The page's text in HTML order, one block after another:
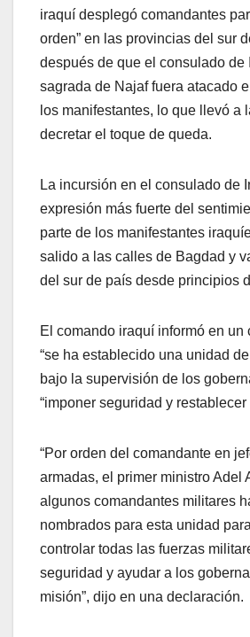
iraquí desplegó comandantes
orden” en las provincias del sur
después de que el consulado de
sagrada de Najaf fuera atacado
los manifestantes, lo que llevó a
decretar el toque de queda.
La incursión en el consulado de
expresión más fuerte del
parte de los manifestantes
salido a las calles de Bagdad y
del sur de país desde principios
El comando iraquí informó en un
“se ha establecido una unidad
bajo la supervisión de los
“imponer seguridad y restablecer
“Por orden del comandante en
armadas, el primer ministro Adel
algunos comandantes militares
nombrados para esta unidad
controlar todas las fuerzas
seguridad y ayudar a los
misión”, dijo en una declaración.